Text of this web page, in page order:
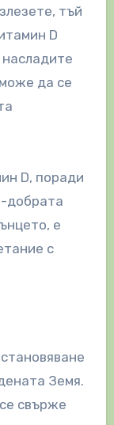
тъй
D
да се
D, поради
добрата
е
с
Земя.
свърже